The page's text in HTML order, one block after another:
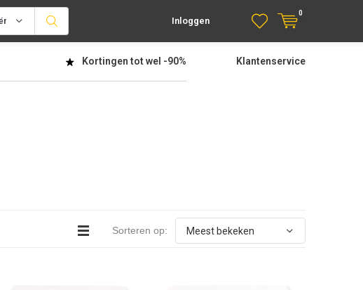
Inloggen
0
Kortingen tot wel -90% Klantenservice
Sorteren op: